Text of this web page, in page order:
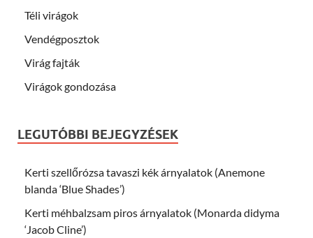
Téli virágok
Vendégposztok
Virág fajták
Virágok gondozása
LEGUTÓBBI BEJEGYZÉSEK
Kerti szellőrózsa tavaszi kék árnyalatok (Anemone
blanda ‘Blue Shades’)
Kerti méhbalzsam piros árnyalatok (Monarda didyma
‘Jacob Cline’)